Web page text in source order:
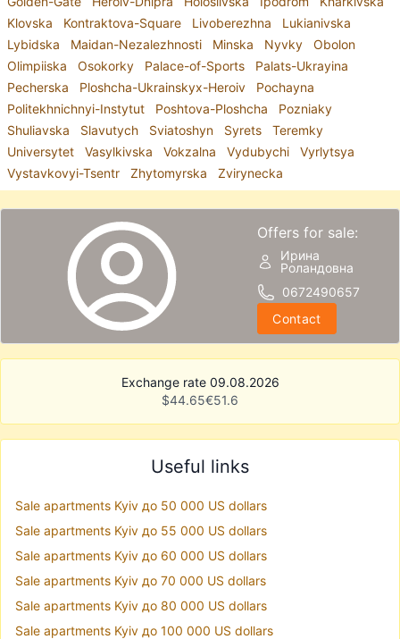
Klovska
Kontraktova-Square Livoberezhna
Lukianivska
Lybidska
Maidan-Nezalezhnosti Minska Nyvky
Obolon
Olimpiiska
Osokorky Palace-of-Sports
Palats-Ukrayina
Pecherska
Ploshcha-Ukrainskyx-Heroiv
Pochayna
Politekhnichnyi-Instytut
Poshtova-Ploshcha
Pozniaky
Shuliavska
Slavutych Sviatoshyn Syrets
Teremky
Universytet
Vasylkivska Vokzalna Vydubychi
Vyrlytsya
Vystavkovyi-Tsentr
Zhytomyrska Zvirynecka
Offers for sale:
Ирина
Роландовна
0672490657
Contact
Exchange rate 09.08.2026
$44.65€51.6
Useful links
Sale apartments Kyiv до 50 000 US dollars
Sale apartments Kyiv до 55 000 US dollars
Sale apartments Kyiv до 60 000 US dollars
Sale apartments Kyiv до 70 000 US dollars
Sale apartments Kyiv до 80 000 US dollars
Sale apartments Kyiv до 100 000 US dollars